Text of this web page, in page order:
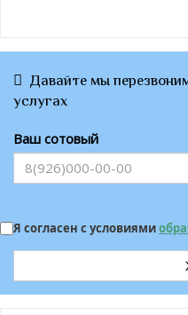
Давайте мы
услугах
Ваш сотовый
Я согласен с условиями